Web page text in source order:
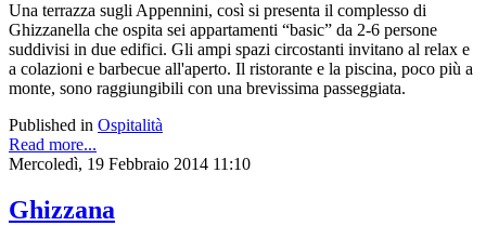
Una terrazza sugli Appennini, così si presenta il complesso di
Ghizzanella che ospita sei appartamenti “basic” da 2-6 persone
suddivisi in due edifici. Gli ampi spazi circostanti invitano al relax e
a colazioni e barbecue all'aperto. Il ristorante e la piscina, poco più a
monte, sono raggiungibili con una brevissima passeggiata.
Published in Ospitalità
Read more...
Mercoledì, 19 Febbraio 2014 11:10
Ghizzana